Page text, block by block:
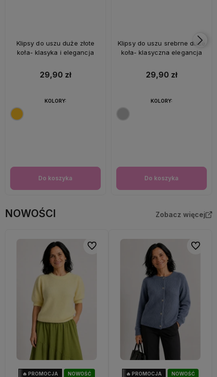
Klipsy do uszu duże złote
koła- klasyka i elegancja
29,90 zł
Do koszyka
KOLORY:
Klipsy do uszu srebrne duże
koła- klasyczna elegancja
29,90 zł
Do koszyka
KOLORY:
NOWOŚCI Zobacz więcej
NOWOŚĆ
🔥 PROMOCJA
Do ulubionych
NOWOŚĆ
🔥 PROMOCJA
Do